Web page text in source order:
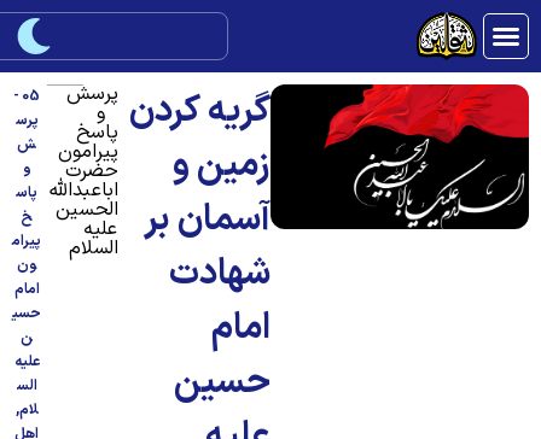
گریه کردن
زمین و
آسمان بر
شهادت
امام
حسین
پرسش
و
پاسخ
پیرامون
حضرت
اباعبدالله
الحسین
علیه
السلام
05 -
پرس
ش
پاس
پیرام
ون
امام
حسی
علیه
الس
لام,
اهل